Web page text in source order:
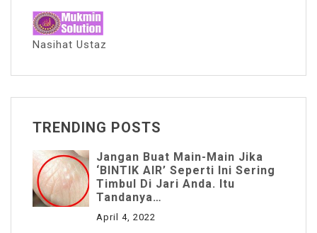
Nasihat Ustaz
TRENDING POSTS
Jangan Buat Main-Main Jika
‘BINTIK AIR’ Seperti Ini Sering
Timbul Di Jari Anda. Itu
Tandanya…
April 4, 2022